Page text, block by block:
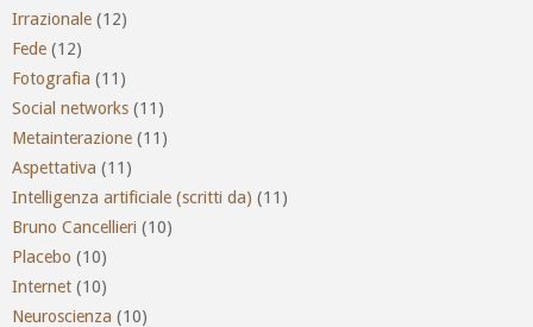
Irrazionale (12)
Fede (12)
Fotografia (11)
Social networks (11)
Metainterazione (11)
Aspettativa (11)
Intelligenza artificiale (scritti da) (11)
Bruno Cancellieri (10)
Placebo (10)
Internet (10)
Neuroscienza (10)